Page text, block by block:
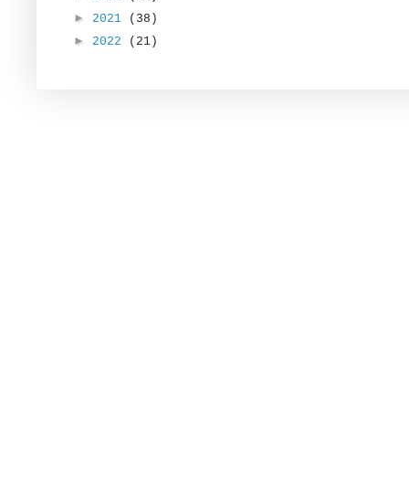
► 2021
(38)
► 2022 (21)